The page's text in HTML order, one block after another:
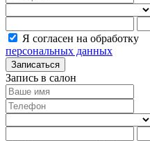
Я согласен на обработку
персональных данных
Записаться
Запись в салон